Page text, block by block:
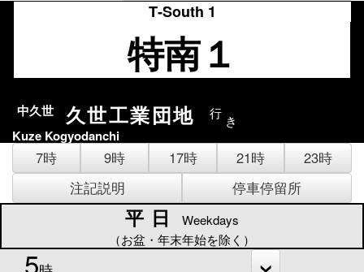
T‐South 1
特南１
中久世 久世工業団地 行 き
Kuze Kogyodanchi
7時 9時 17時 21時
23時
注記説明
停車停留所
平日
Weekdays
（お盆・年末年始を除く）
5